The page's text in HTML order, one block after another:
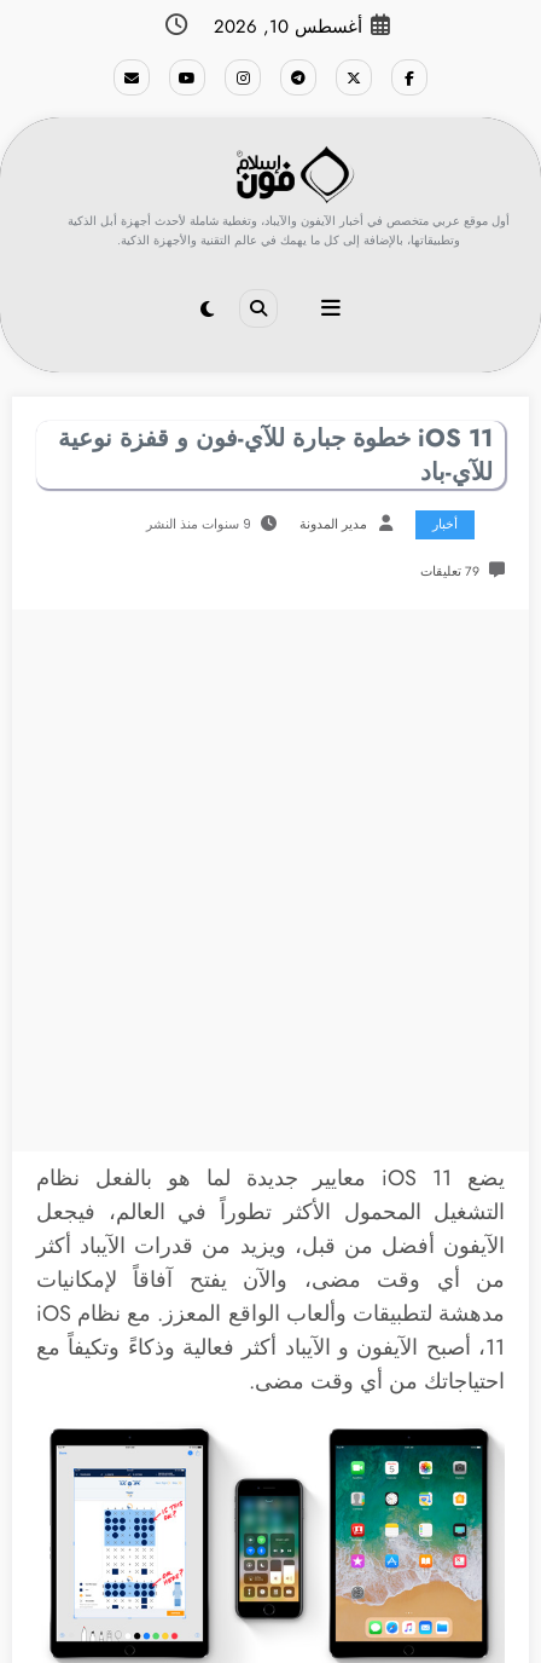
أغسطس 10, 2026
أول موقع عربي متخصص في أخبار الآيفون والآيباد، وتغطية شاملة لأحدث أجهزة أبل الذكية
وتطبيقاتها، بالإضافة إلى كل ما يهمك في عالم التقنية والأجهزة الذكية.
iOS 11 خطوة جبارة للآي-فون و قفزة نوعية
للآي-باد
أخبار مدير المدونة 9 سنوات منذ النشر
79 تعليقات
يضع iOS 11 معايير جديدة لما هو بالفعل نظام
التشغيل المحمول الأكثر تطوراً في العالم، فيجعل
الآيفون أفضل من قبل، ويزيد من قدرات الآيباد أكثر
من أي وقت مضى، والآن يفتح آفاقاً لإمكانيات
مدهشة لتطبيقات وألعاب الواقع المعزز. مع نظام iOS
11، أصبح الآيفون و الآيباد أكثر فعالية وذكاءً وتكيفاً مع
احتياجاتك من أي وقت مضى.